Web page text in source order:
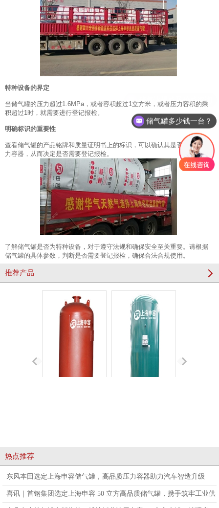
特种设备的界定
当储气罐的压力超过1.6MPa，或者容积超过1立方米，或者压力容积的乘
积超过1时，就需要进行登记报检。
明确标识的重要性
查看储气罐的产品铭牌和质量证明书上的标识，可以确认其是否为简单压
力容器，从而决定是否需要登记报检。
了解储气罐是否为特种设备，对于遵守法规和确保安全至关重要。请根据
储气罐的具体参数，判断是否需要登记报检，确保合法合规使用。
推荐产品
热点推荐
东风本田选定上海申容储气罐，高品质压力容器助力汽车智造升级
喜讯｜首钢集团选定上海申容 50 立方高品质储气罐，携手筑牢工业供
储气罐多少钱一台？